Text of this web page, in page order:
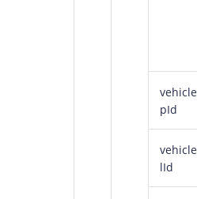
pId
lId